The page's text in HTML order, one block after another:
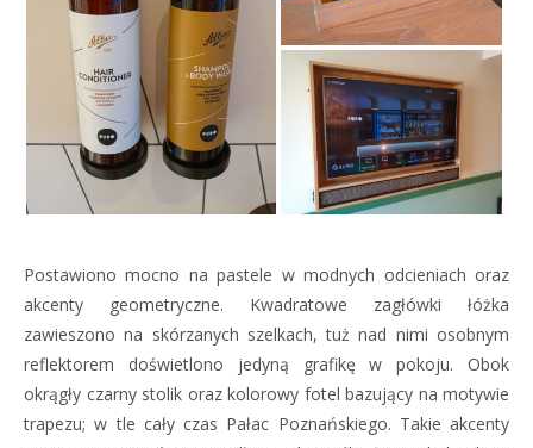
Postawiono mocno na pastele w modnych odcieniach oraz
akcenty geometryczne. Kwadratowe zagłówki łóżka
zawieszono na skórzanych szelkach, tuż nad nimi osobnym
reflektorem doświetlono jedyną grafikę w pokoju. Obok
okrągły czarny stolik oraz kolorowy fotel bazujący na motywie
trapezu; w tle cały czas Pałac Poznańskiego. Takie akcenty